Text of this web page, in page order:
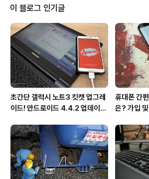
장 아름다운 거리 숲!" 언제였을까? 나는 부랴부랴 전라남
도 담양으로 발길을 재촉하였다. 담양하면 가장 먼저 떠오
르는 것이 대나무와 메타세콰이어이다. 특히 메타세콰이
가로수길은 산림청이 선정한 아름다운 거리숲에서 대상,
건설교통부에서 선정한 한국의 아름다운 길 100選에서 최
우수상을 받으며 일반인들에게도 크게..
이 블로그 인기글
초간단 갤럭시 노트3 킷캣 업그레
이드! 안드로이드 4.4.2 업데이트
휴대폰 간
은? 가입